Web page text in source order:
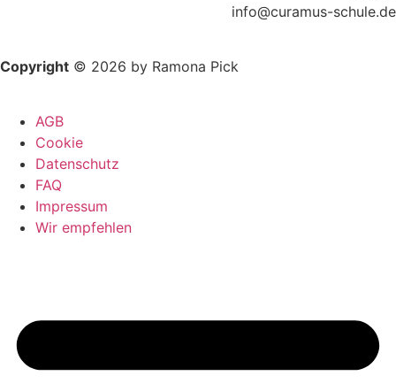
info@curamus-schule.de
Copyright © 2026 by Ramona Pick
AGB
Cookie
Datenschutz
FAQ
Impressum
Wir empfehlen